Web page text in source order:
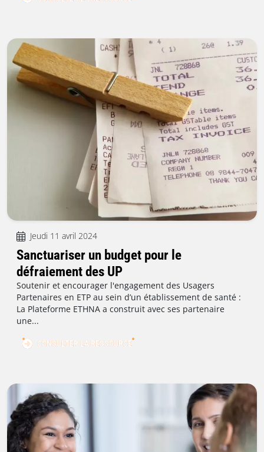
Jeudi 11 avril 2024
Sanctuariser un budget pour le
défraiement des UP
Soutenir et encourager l'engagement des Usagers
Partenaires en ETP au sein d’un établissement de santé :
La Plateforme ETHNA a construit avec ses partenaire
une...
CONSULTER LA RESSOURCE